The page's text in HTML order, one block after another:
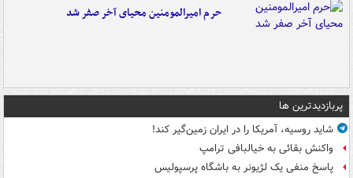
حرم امیرالمومنین محیای آخر صفر شد
پربازدیدترین ها
شاید روسیه، آمریکا را در ایران زمین‌گیر کند!
واکنش بقائی به خیالبافی ترامپ
پاسخ منفی یک لژیونر به باشگاه پرسپولیس